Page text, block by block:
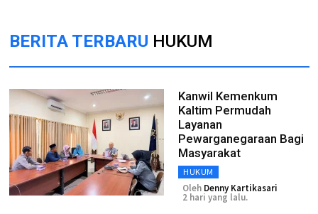
BERITA TERBARU HUKUM
Kanwil Kemenkum
Kaltim Permudah
Layanan
Pewarganegaraan Bagi
Masyarakat
HUKUM
Oleh Denny Kartikasari
2 hari yang lalu.